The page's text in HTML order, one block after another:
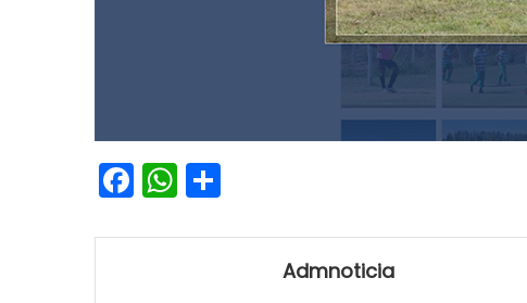
Facebook
WhatsApp
Admnoticia